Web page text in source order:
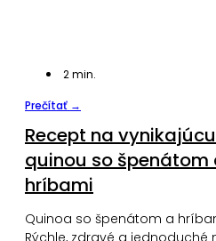
2min.
Prečítať →
Recept na vynikajúcu
quinou so špenátom
hríbami
Quinoa so špenátom a
Rýchle, zdravé a jednoduché